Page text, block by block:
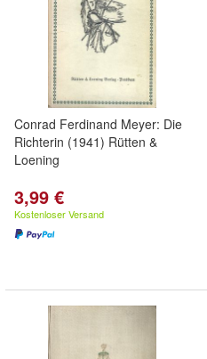
Conrad Ferdinand Meyer: Die
Richterin (1941) Rütten &
Loening
3,99 €
Kostenloser Versand